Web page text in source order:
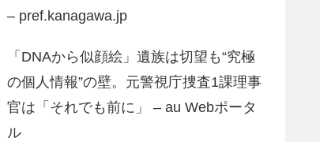
– pref.kanagawa.jp
「DNAから似顔絵」遺族は切望も“究極
の個人情報”の壁。元警視庁捜査1課理事
官は「それでも前に」 – au Webポータ
ル